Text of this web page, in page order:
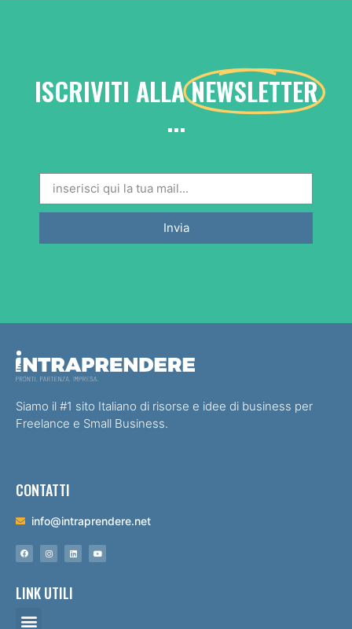
ISCRIVITI ALLANEWSLETTER
...
Invia
Siamo il #1 sito Italiano di risorse e idee di business per
Freelance e Small Business.
CONTATTI
info@intraprendere.net
LINK UTILI